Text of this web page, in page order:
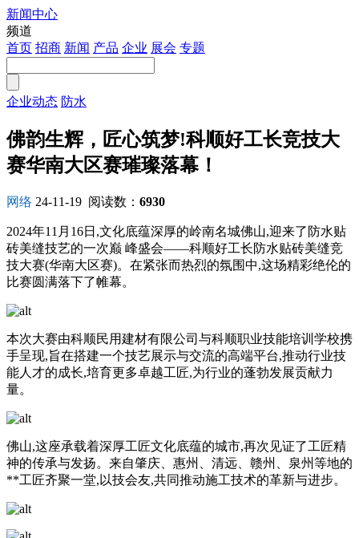
新闻中心
频道
首页 招商 新闻 产品 企业 展会 专题
企业动态 防水
佛韵生辉，匠心筑梦!科顺好工长竞技大
赛华南大区赛璀璨落幕！
网络 24-11-19 阅读数： 6930
2024年11月16日,文化底蕴深厚的岭南名城佛山,迎来了防水贴
砖美缝技艺的一次巅 峰盛会——科顺好工长防水贴砖美缝竞
技大赛(华南大区赛)。在紧张而热烈的氛围中,这场精彩绝伦的
比赛圆满落下了帷幕。
本次大赛由科顺民用建材有限公司与科顺职业技能培训学校携
手呈现,旨在搭建一个技艺展示与交流的高端平台,推动行业技
能人才的成长,培育更多卓越工匠,为行业的蓬勃发展贡献力
量。
佛山,这座承载着深厚工匠文化底蕴的城市,再次见证了工匠精
神的传承与发扬。来自肇庆、惠州、清远、赣州、泉州等地的
**工匠齐聚一堂,以技会友,共同推动施工技术的革新与进步。